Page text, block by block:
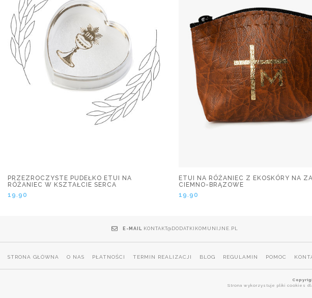
PRZEZROCZYSTE PUDEŁKO ETUI NA
RÓŻANIEC W KSZTAŁCIE SERCA
19.90
ETUI NA RÓŻANIEC Z EKOSKÓRY NA
CIEMNO-BRĄZOWE
19.90
E-MAIL KONTAKT@DODATKIKOMUNIJNE.PL
STRONA GŁÓWNA O NAS PŁATNOŚCI TERMIN REALIZACJI BLOG REGULAMIN POMOC
Strona wykorzystuje pliki cookies